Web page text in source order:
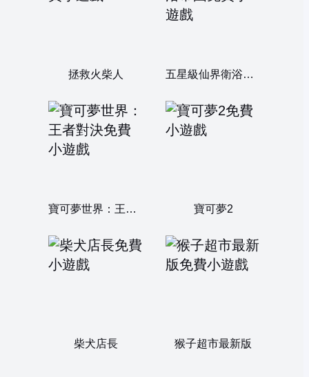
拯救火柴人 五星級仙界衛浴帝國
寶可夢世界：王者對決 寶可夢2
柴犬店長 猴子超市最新版